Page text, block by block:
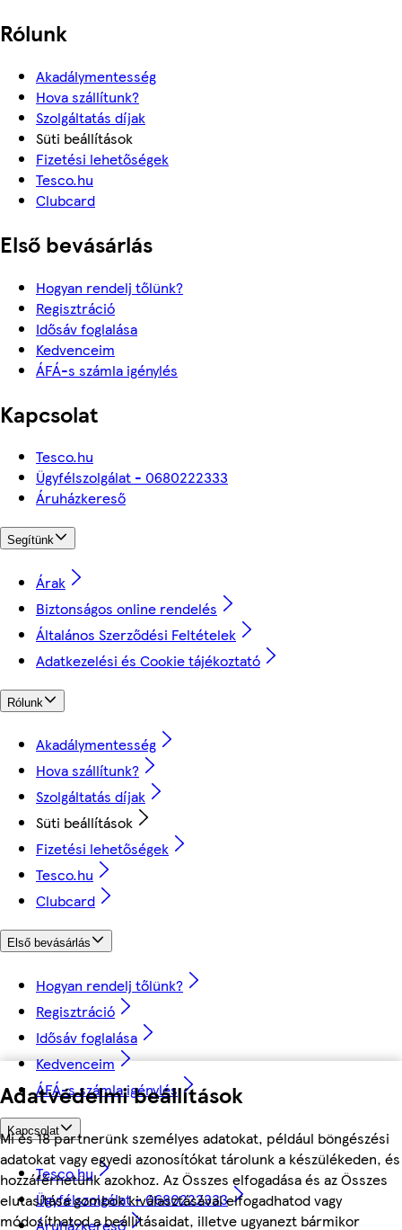
Adatvédelmi beállítások
Mi és 18 partnerünk személyes adatokat, például böngészési
adatokat vagy egyedi azonosítókat tárolunk a készülékeden, és
hozzáférhetünk azokhoz. Az Összes elfogadása és az Összes
elutasítása gombok kiválasztásával elfogadhatod vagy
módosíthatod a beállításaidat, illetve ugyanezt bármikor
Rólunk
Akadálymentesség
Hova szállítunk?
Szolgáltatás díjak
Süti beállítások
Fizetési lehetőségek
Tesco.hu
Clubcard
Első bevásárlás
Hogyan rendelj tőlünk?
Regisztráció
Idősáv foglalása
Kedvenceim
ÁFÁ-s számla igénylés
Kapcsolat
Tesco.hu
Ügyfélszolgálat - 0680222333
Áruházkereső
Segítünk
Árak
Biztonságos online rendelés
Általános Szerződési Feltételek
Adatkezelési és Cookie tájékoztató
Rólunk
Akadálymentesség
Hova szállítunk?
Szolgáltatás díjak
Süti beállítások
Fizetési lehetőségek
Tesco.hu
Clubcard
Első bevásárlás
Hogyan rendelj tőlünk?
Regisztráció
Idősáv foglalása
Kedvenceim
ÁFÁ-s számla igénylés
Kapcsolat
Tesco.hu
Ügyfélszolgálat - 0680222333
Áruházkereső